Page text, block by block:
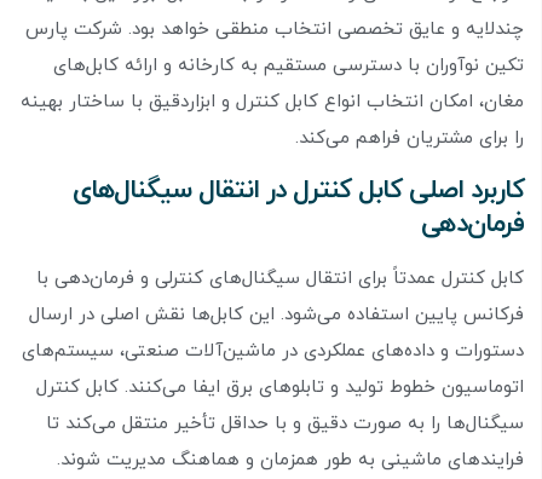
چندلایه و عایق تخصصی انتخاب منطقی خواهد بود. شرکت پارس
تکین نوآوران با دسترسی مستقیم به کارخانه و ارائه کابل‌های
مغان، امکان انتخاب انواع کابل کنترل و ابزاردقیق با ساختار بهینه
را برای مشتریان فراهم می‌کند.
کاربرد اصلی کابل کنترل در انتقال سیگنال‌های
فرمان‌دهی
کابل کنترل عمدتاً برای انتقال سیگنال‌های کنترلی و فرمان‌دهی با
فرکانس پایین استفاده می‌شود. این کابل‌ها نقش اصلی در ارسال
دستورات و داده‌های عملکردی در ماشین‌آلات صنعتی، سیستم‌های
اتوماسیون خطوط تولید و تابلوهای برق ایفا می‌کنند. کابل کنترل
سیگنال‌ها را به صورت دقیق و با حداقل تأخیر منتقل می‌کند تا
فرایندهای ماشینی به طور همزمان و هماهنگ مدیریت شوند.